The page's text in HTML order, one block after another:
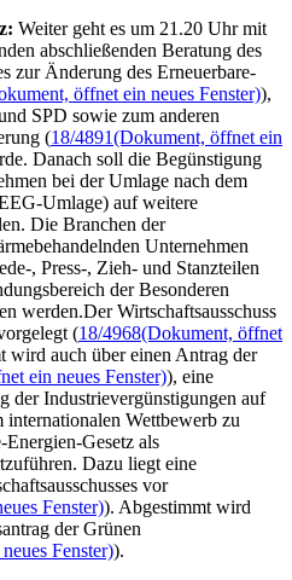
Weiter geht es um 21.20 Uhr mit
abschließenden Beratung des
zur Änderung des Erneuerbare-
öffnet ein neues Fenster)),
SPD sowie zum anderen
(18/4891(Dokument, öffnet ein
Danach soll die Begünstigung
bei der Umlage nach dem
Umlage) auf weitere
Die Branchen der
Unternehmen
, Press-, Zieh- und Stanzteilen
der Besonderen
werden.Der Wirtschaftsausschuss
(18/4968(Dokument, öffnet
wird auch über einen Antrag der
ein neues Fenster)), eine
der Industrievergünstigungen auf
Wettbewerb zu
Energien-Gesetz als
Dazu liegt eine
vor
Fenster)). Abgestimmt wird
der Grünen
Fenster)).